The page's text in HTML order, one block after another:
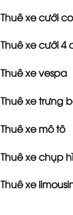
Thuê xe cưới
Thuê xe cưới 4
Thuê xe vespa
Thuê xe trưng
Thuê xe mô tô
Thuê xe chụp
Thuê xe